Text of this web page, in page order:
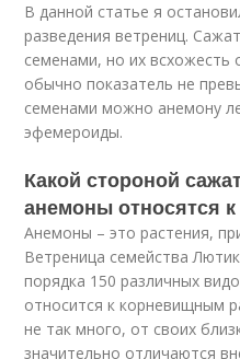
В данной статье я
разведения ветрениц.
семенами, но их всхожесть
обычно показатель не
семенами можно анемону
эфемероиды.
Какой стороной
анемоны относятся
Анемоны – это растения,
Ветреница семейства
порядка 150 различных
относится к корневищным
не так много, от своих
значительно отличаются